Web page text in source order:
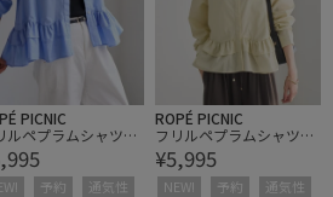
PICNIC
ルペプラムシャツブ
ス/UVケア・イージ
ア・リンクコーデ
予約
通気性
ROPÉ PICNIC
フリルペプラムシャツブ
ラウス/UVケア・イージ
ーケア・リンクコーデ
¥5,995
NEW! 予約
通気性